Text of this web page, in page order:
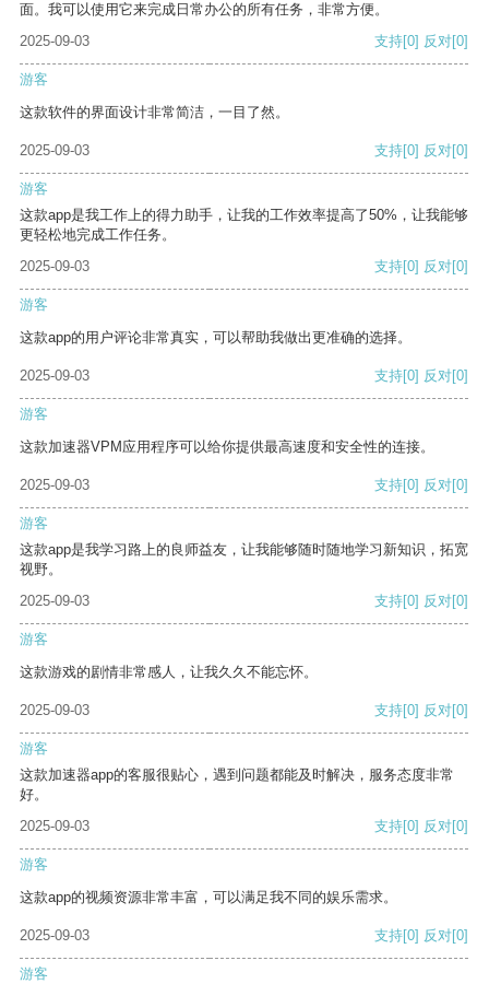
面。我可以使用它来完成日常办公的所有任务，非常方便。
2025-09-03
支持[0] 反对[0]
游客
这款软件的界面设计非常简洁，一目了然。
2025-09-03 支持[0] 反对[0]
游客
这款app是我工作上的得力助手，让我的工作效率提高了50%，让我能够
更轻松地完成工作任务。
2025-09-03
支持[0] 反对[0]
游客
这款app的用户评论非常真实，可以帮助我做出更准确的选择。
2025-09-03 支持[0] 反对[0]
游客
这款加速器VPM应用程序可以给你提供最高速度和安全性的连接。
2025-09-03 支持[0] 反对[0]
游客
这款app是我学习路上的良师益友，让我能够随时随地学习新知识，拓宽
视野。
2025-09-03
支持[0] 反对[0]
游客
这款游戏的剧情非常感人，让我久久不能忘怀。
2025-09-03 支持[0] 反对[0]
游客
这款加速器app的客服很贴心，遇到问题都能及时解决，服务态度非常
好。
2025-09-03
支持[0] 反对[0]
游客
这款app的视频资源非常丰富，可以满足我不同的娱乐需求。
2025-09-03 支持[0] 反对[0]
游客